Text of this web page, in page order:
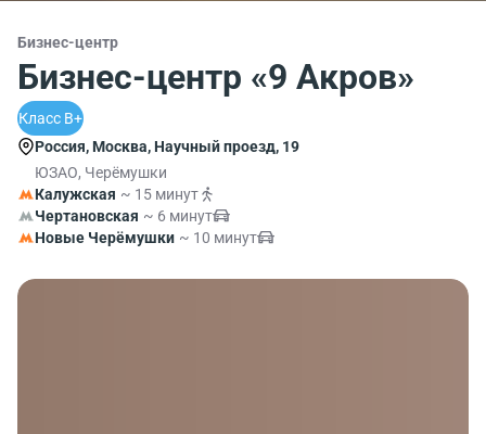
Бизнес-центр
Бизнес-центр «9 Акров»
Класс B+
Россия, Москва, Научный проезд, 19
ЮЗАО, Черёмушки
Калужская ~ 15 минут
Чертановская ~ 6 минут
Новые Черёмушки ~ 10 минут